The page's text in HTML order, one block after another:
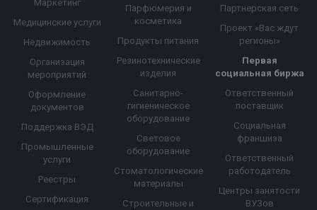
Маркетинг
Медицинские услуги
Недвижимость
Организация
мероприятий
Оформление
документов
Поддержка ВЭД
Промышленные
услуги
Реестры
Сертификация
Парфюмерия и
косметика
Продукты питания
Резинотехнические
изделия
Санитарно-
гигиеническое
оборудование
Световое
оборудование
Стоматологические
материалы
Строительные и
Партнерская сеть
Проект «Вас ждут
регионы»
Первая
социальная биржа
Ответственный
поставщик
Социальная
франшиза
Ответственный
работодатель
Центры занятости
ВУЗов